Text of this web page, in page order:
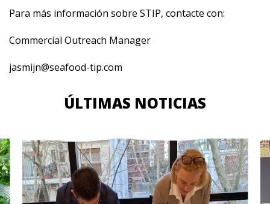
Para más información sobre STIP, contacte con:
Commercial Outreach Manager
jasmijn@seafood-tip.com
ÚLTIMAS NOTICIAS